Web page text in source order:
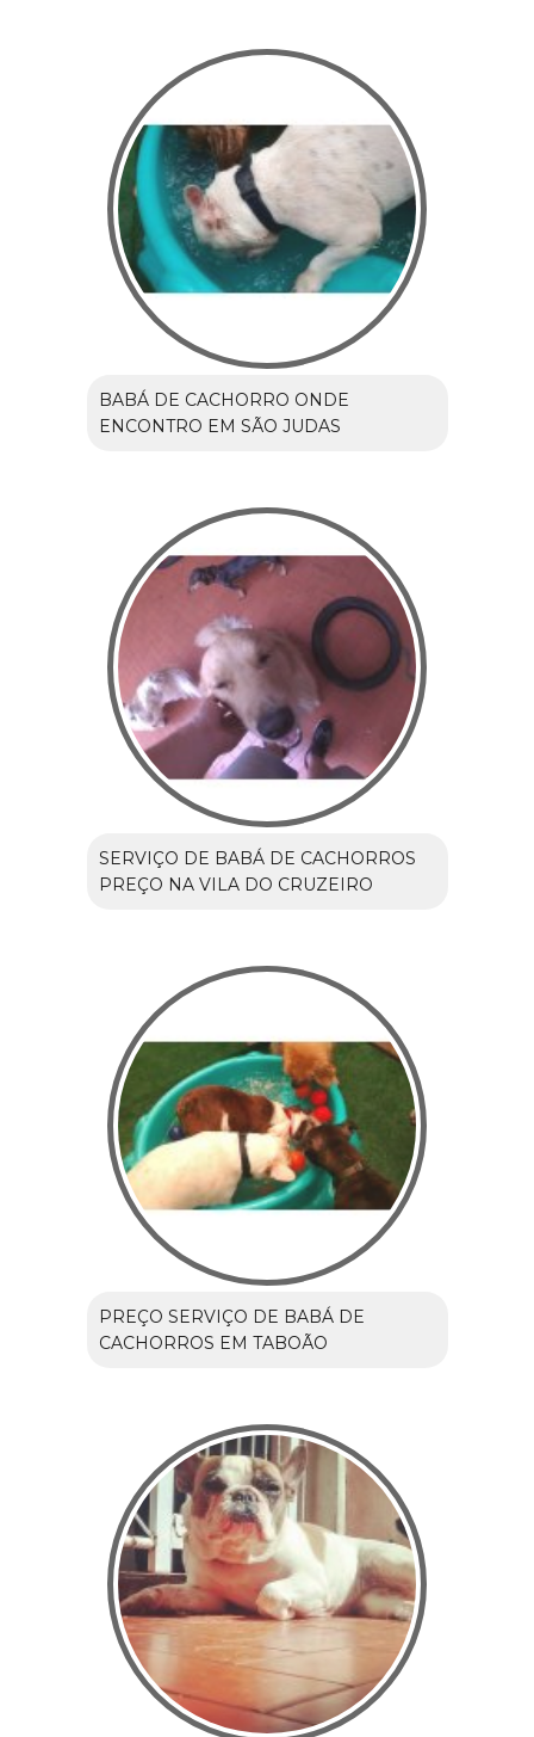
BABÁ DE CACHORRO ONDE
ENCONTRO EM SÃO JUDAS
SERVIÇO DE BABÁ DE CACHORROS
PREÇO NA VILA DO CRUZEIRO
PREÇO SERVIÇO DE BABÁ DE
CACHORROS EM TABOÃO